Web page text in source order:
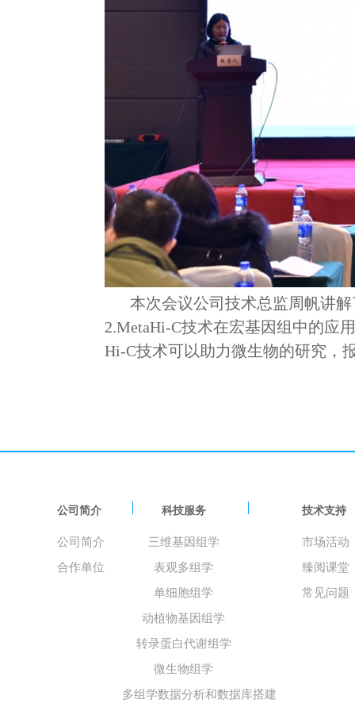
本次会议公司技术总监周帆讲
2.MetaHi-C技术在宏基因组中的应
Hi-C技术可以助力微生物的研究，
公司简介
公司简介
合作单位
科技服务
三维基因组学
表观多组学
单细胞组学
动植物基因组学
转录蛋白代谢组学
微生物组学
多组学数据分析和数据库搭建
技术支持
市场活动
臻阅课堂
常见问题